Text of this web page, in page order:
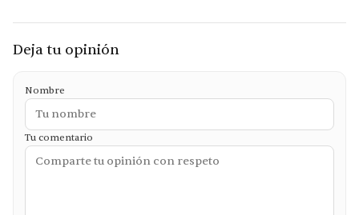
Deja tu opinión
Nombre
Tu comentario